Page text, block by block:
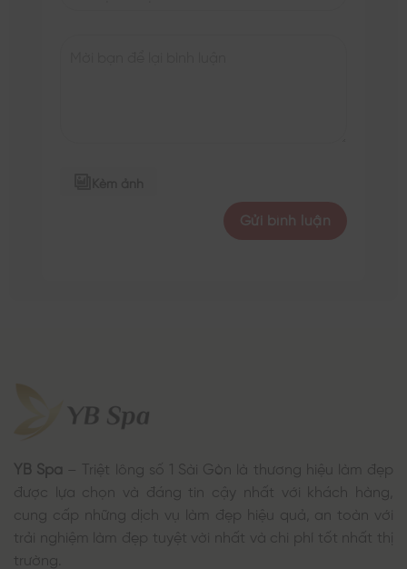
YB Spa – Triệt lông số 1 Sài Gòn là thương hiệu làm đẹp
được lựa chọn và đáng tin cậy nhất với khách hàng,
cung cấp những dịch vụ làm đẹp hiệu quả, an toàn với
trải nghiệm làm đẹp tuyệt vời nhất và chi phí tốt nhất thị
trường.